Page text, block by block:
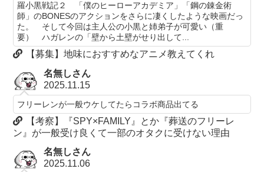
羅小黒戦記２ 「僕のヒーローアカデミア」「鋼の錬金術
師」のBONESのアクションをさらに凄くしたような映画だっ
た。 そして今回は主人公の小黒と姉弟子が可愛い（重
要） ハガレンの「壁から土壁がせり出して...
【募集】地味におすすめなアニメ教えてくれ
名無しさん
2025.11.15
フリーレンが一般ウケしてたらコラボ商品出てる
【考察】『SPY×FAMILY』とか『葬送のフリーレ
ン』が一般受け良くて一部のオタクに受けない理由
名無しさん
2025.11.06